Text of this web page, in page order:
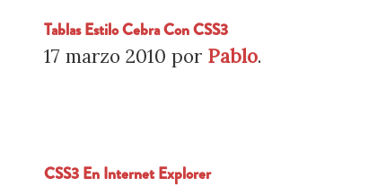
Tablas Estilo Cebra Con CSS3
17 marzo 2010 por Pablo.
CSS3 En Internet Explorer